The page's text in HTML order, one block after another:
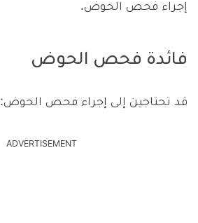
إجراء فحص الحوض.
فائدة فحص الحوض
قد تحتاجين إلى إجراء فحص الحوض:
ADVERTISEMENT